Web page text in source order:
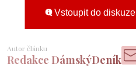
Vstoupit do diskuze
Autor článku
Redakce DámskýDeník